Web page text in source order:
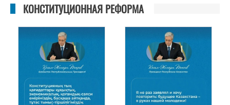
КОНСТИТУЦИОННАЯ РЕФОРМА